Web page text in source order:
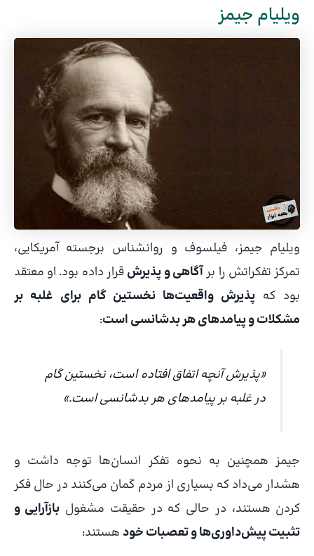
ویلیام جیمز
ویلیام جیمز، فیلسوف و روانشناس برجسته آمریکایی،
تمرکز تفکراتش را بر آگاهی و پذیرشقرار داده بود. او معتقد
بود که پذیرش واقعیت‌ها نخستین گام برای غلبه بر
مشکلات و پیامدهای هر بدشانسی است:
«پذیرش آنچه اتفاق افتاده است، نخستین گام
در غلبه بر پیامدهای هر بدشانسی است.»
جیمز همچنین به نحوه تفکر انسان‌ها توجه داشت و
هشدار می‌داد که بسیاری از مردم گمان می‌کنند در حال فکر
کردن هستند، در حالی که در حقیقت مشغول بازآرایی و
تثبیت پیش‌داوری‌ها و تعصبات خود هستند: